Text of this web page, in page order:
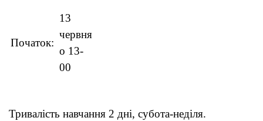
Початок:
13
червня
о 13-
00
Тривалість навчання 2 дні, субота-неділя.